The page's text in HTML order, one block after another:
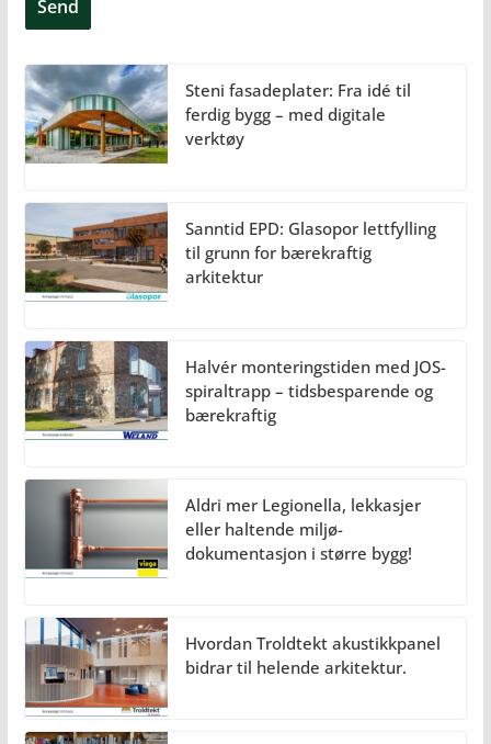
Steni fasadeplater: Fra idé til
ferdig bygg – med digitale
verktøy
Sanntid EPD: Glasopor lettfylling
til grunn for bærekraftig
arkitektur
Halvér monteringstiden med JOS-
spiraltrapp – tidsbesparende og
bærekraftig
Aldri mer Legionella, lekkasjer
eller haltende miljø-
dokumentasjon i større bygg!
Hvordan Troldtekt akustikkpanel
bidrar til helende arkitektur.